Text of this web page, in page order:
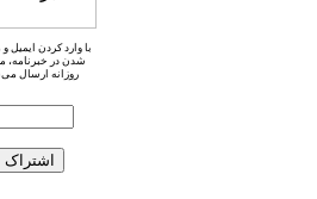
با وارد کردن ایمیل و
شدن در خبرنامه،
روزانه ارسال